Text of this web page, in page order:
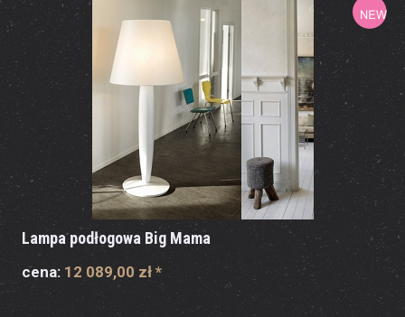
Lampa podłogowa Big Mama
cena: 12 089,00 zł *